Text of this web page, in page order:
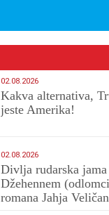
02.08.2026
Kakva alternativa,
jeste Amerika!
02.08.2026
Divlja rudarska jama
Džehennem
romana Jahja